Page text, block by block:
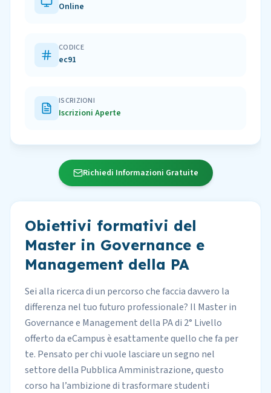
Online
CODICE
ec91
ISCRIZIONI
Iscrizioni Aperte
Richiedi Informazioni Gratuite
Obiettivi formativi del
Master in Governance e
Management della PA
Sei alla ricerca di un percorso che faccia davvero la
differenza nel tuo futuro professionale? Il Master in
Governance e Management della PA di 2° Livello
offerto da eCampus è esattamente quello che fa per
te. Pensato per chi vuole lasciare un segno nel
settore della Pubblica Amministrazione, questo
corso ha l’ambizione di trasformare studenti